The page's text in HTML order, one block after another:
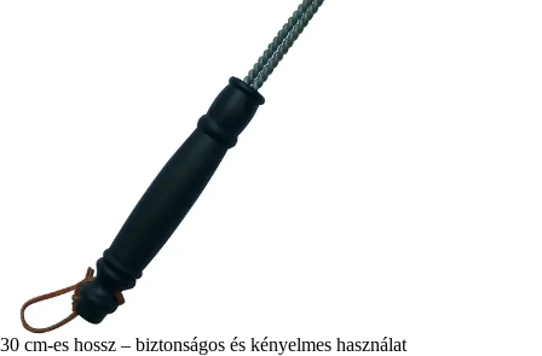
30 cm-es hossz – biztonságos és kényelmes használat